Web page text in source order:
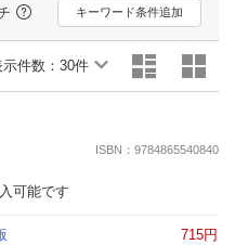
動画配信
楽天TV
動画配信ガイド
楽天チケット
キーワード条件追加
件数： 30件
ISBN：9784865540840
可能です
715円